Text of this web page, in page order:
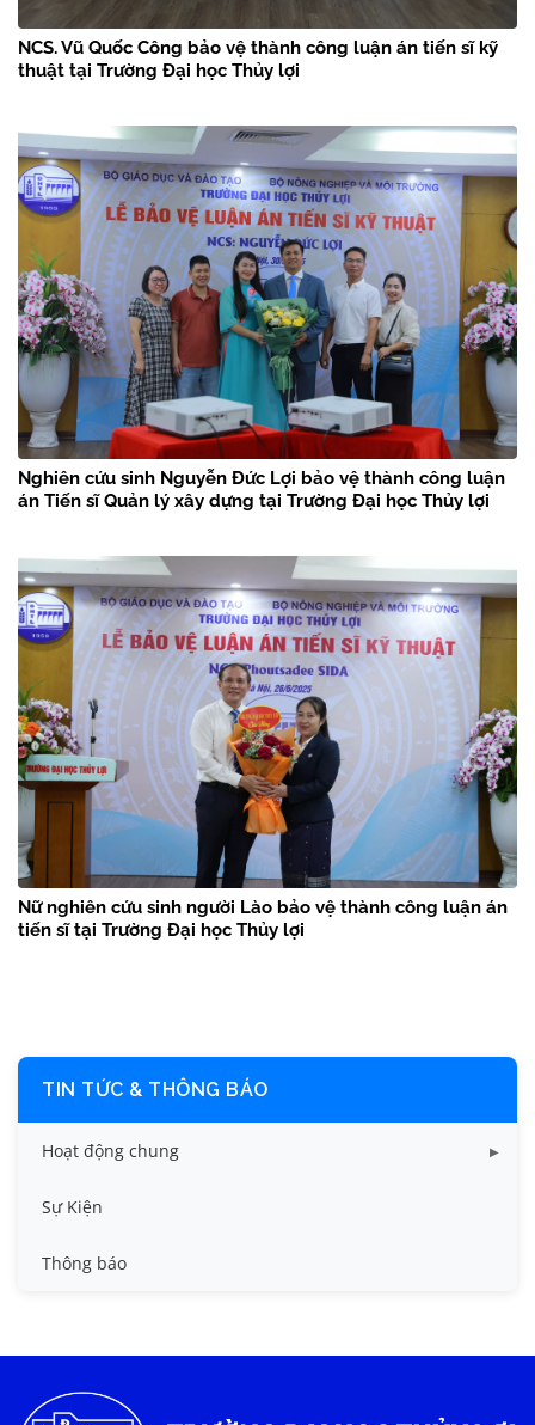
NCS. Vũ Quốc Công bảo vệ thành công luận án tiến sĩ kỹ
thuật tại Trường Đại học Thủy lợi
Nghiên cứu sinh Nguyễn Đức Lợi bảo vệ thành công luận
án Tiến sĩ Quản lý xây dựng tại Trường Đại học Thủy lợi
Nữ nghiên cứu sinh người Lào bảo vệ thành công luận án
tiến sĩ tại Trường Đại học Thủy lợi
TIN TỨC & THÔNG BÁO
Hoạt động chung
Tin công tác sinh viên
Tin đào tạo
Tin tức chung
Sự Kiện
Thông báo